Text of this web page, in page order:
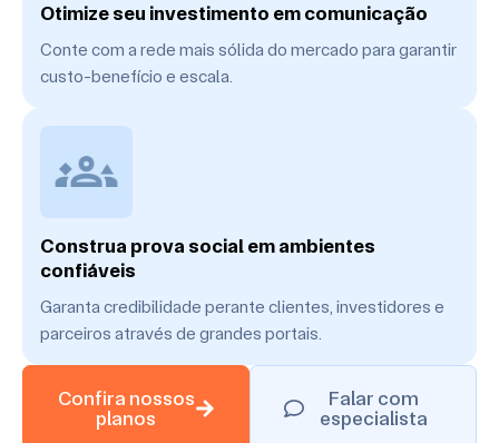
Otimize seu investimento em comunicação
Conte com a rede mais sólida do mercado para garantir
custo-benefício e escala.
Construa prova social em ambientes
confiáveis
Garanta credibilidade perante clientes, investidores e
parceiros através de grandes portais.
Confira nossos
planos
Falar com
especialista